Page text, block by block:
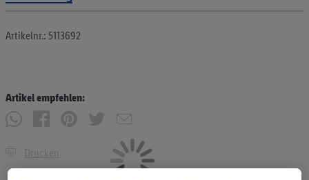
Artikelnr.: 5113692
Artikel empfehlen:
Drucken